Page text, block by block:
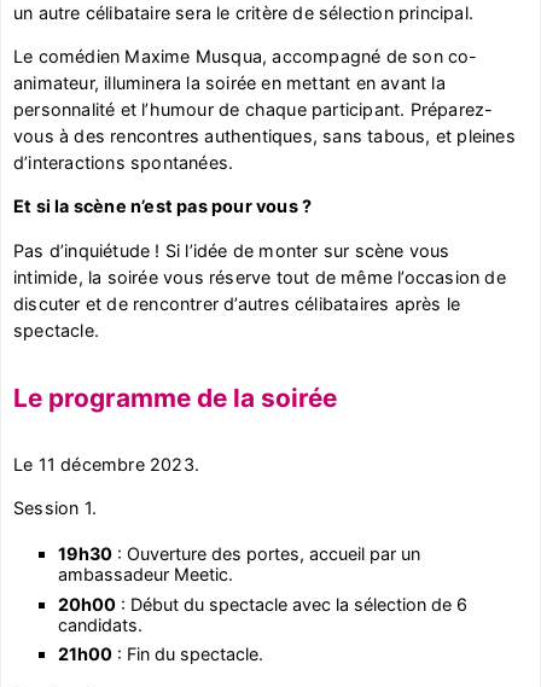
un autre célibataire sera le critère de sélection principal.
Le comédien Maxime Musqua, accompagné de son co-
animateur, illuminera la soirée en mettant en avant la
personnalité et l’humour de chaque participant. Préparez-
vous à des rencontres authentiques, sans tabous, et pleines
d’interactions spontanées.
Et si la scène n’est pas pour vous ?
Pas d’inquiétude ! Si l’idée de monter sur scène vous
intimide, la soirée vous réserve tout de même l’occasion de
discuter et de rencontrer d’autres célibataires après le
spectacle.
Le programme de la soirée
Le 11 décembre 2023.
Session 1.
19h30 : Ouverture des portes, accueil par un
ambassadeur Meetic.
20h00 : Début du spectacle avec la sélection de 6
candidats.
21h00 : Fin du spectacle.